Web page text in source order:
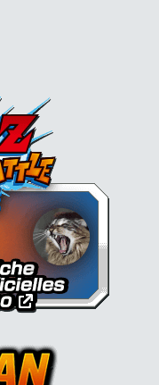
Essentials x Dragon